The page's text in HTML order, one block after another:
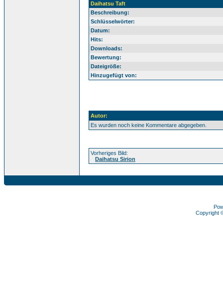
Daihatsu Taft
Beschreibung:
Schlüsselwörter:
Datum:
Hits:
Downloads:
Bewertung:
Dateigröße:
Hinzugefügt von:
Autor:
Es wurden noch keine Kommentare abgegeben.
Vorheriges Bild:
Daihatsu Sirion
Copyright